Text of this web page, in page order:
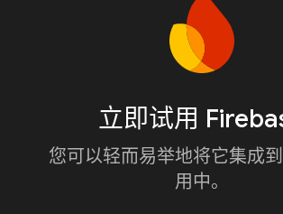
立即试用
您可以轻而易举地将它集成
用中。